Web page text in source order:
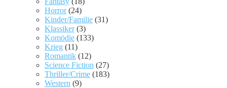
Horror(24)
Kinder/Familie (31)
Klassiker(3)
Komödie (133)
Krieg (11)
Romantik (12)
Science Fiction (27)
Thriller/Crime (183)
Western (9)